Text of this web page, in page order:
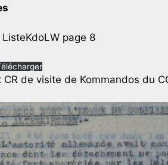
ListeKdoLW page 8
CR de visite de Kommandos du